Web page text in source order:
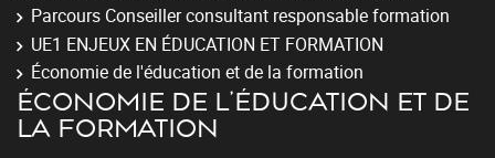
Parcours Conseiller consultant responsable formation
UE1 ENJEUX EN ÉDUCATION ET FORMATION
Économie de l'éducation et de la formation
ÉCONOMIE DE L'ÉDUCATION ET DE
LA FORMATION